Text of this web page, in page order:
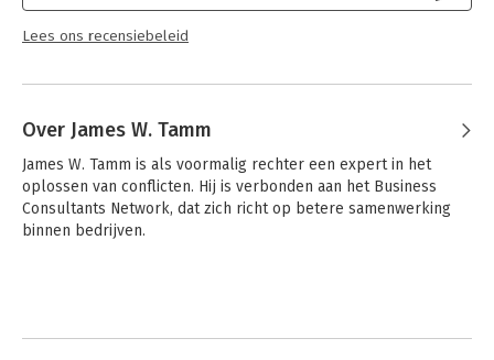
Lees ons recensiebeleid
Over James W. Tamm
James W. Tamm is als voormalig rechter een expert in het
oplossen van conflicten. Hij is verbonden aan het Business
Consultants Network, dat zich richt op betere samenwerking
binnen bedrijven.